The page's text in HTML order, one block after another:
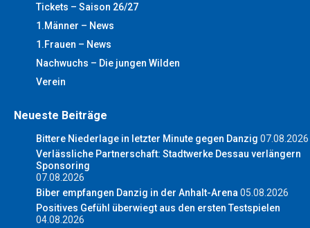
Tickets – Saison 26/27
1.Männer – News
1.Frauen – News
Nachwuchs – Die jungen Wilden
Verein
Neueste Beiträge
Bittere Niederlage in letzter Minute gegen Danzig 07.08.2026
Verlässliche Partnerschaft: Stadtwerke Dessau verlängern
Sponsoring
07.08.2026
Biber empfangen Danzig in der Anhalt-Arena 05.08.2026
Positives Gefühl überwiegt aus den ersten Testspielen
04.08.2026